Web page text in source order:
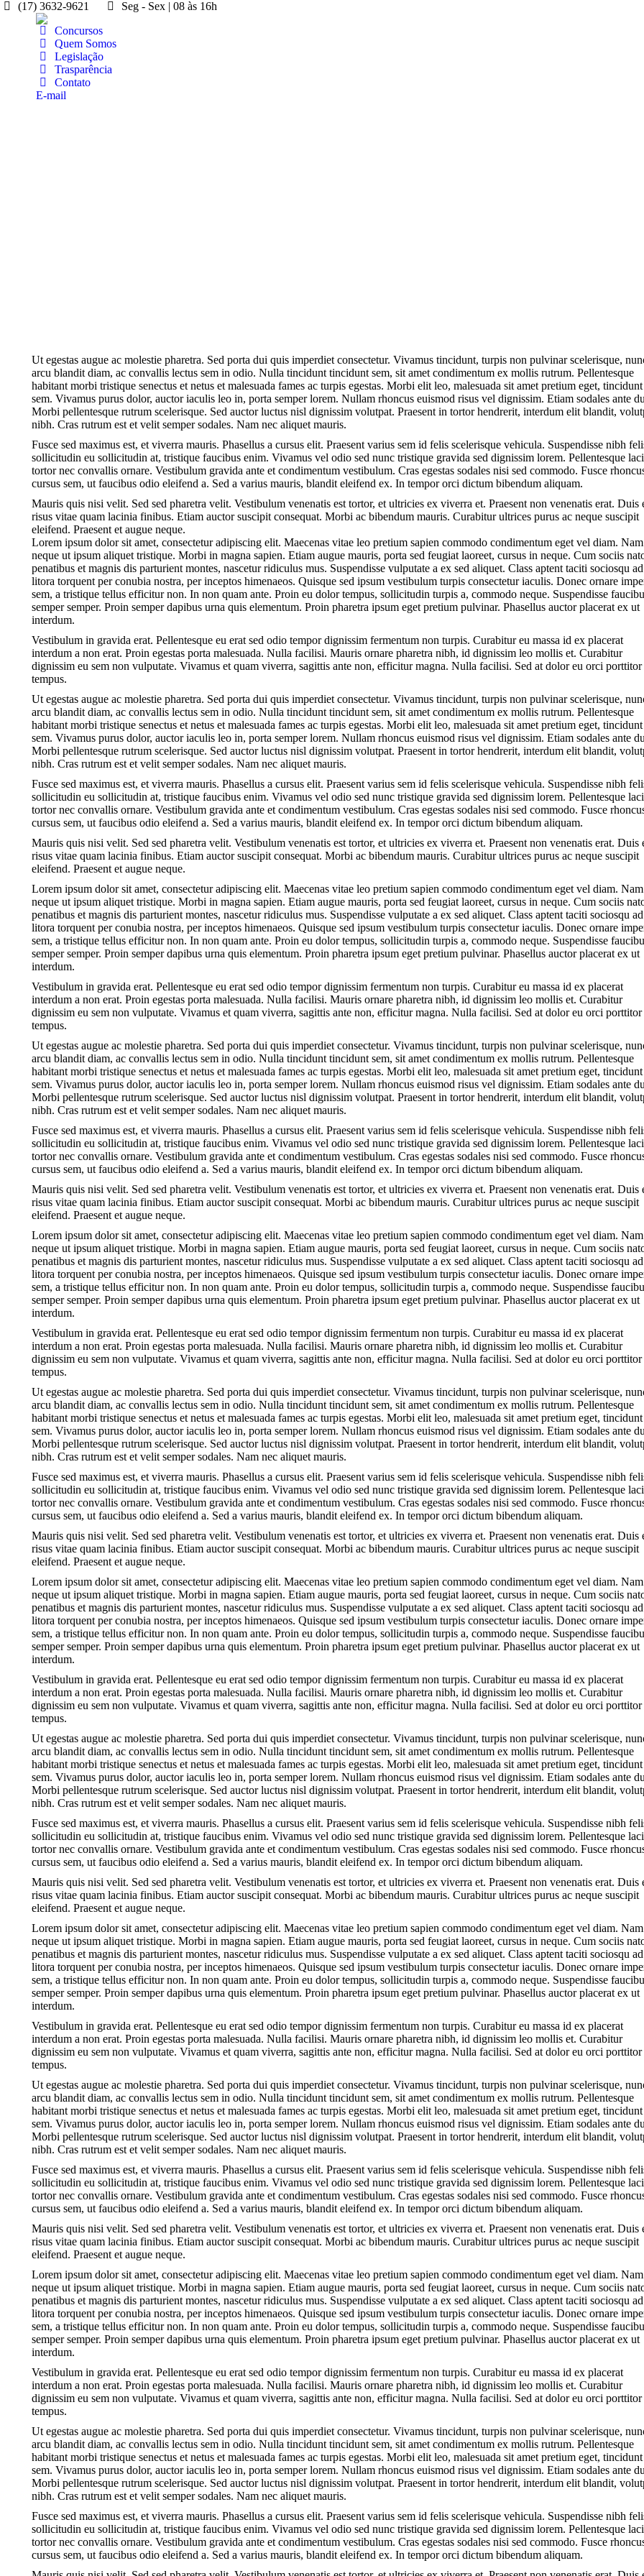
(17) 3632-9621 Seg - Sex | 08 às 16h
Concursos
Quem Somos
Legislação
Trasparência
Contato
E-mail
Ut egestas augue ac molestie pharetra. Sed porta dui quis imperdiet consectetur. Vivamus tincidunt, turpis non pulvinar scelerisque,
arcu blandit diam, ac convallis lectus sem in odio. Nulla tincidunt tincidunt sem, sit amet condimentum ex mollis rutrum. Pellentesque
habitant morbi tristique senectus et netus et malesuada fames ac turpis egestas. Morbi elit leo, malesuada sit amet pretium eget,
sem. Vivamus purus dolor, auctor iaculis leo in, porta semper lorem. Nullam rhoncus euismod risus vel dignissim. Etiam sodales ante
Morbi pellentesque rutrum scelerisque. Sed auctor luctus nisl dignissim volutpat. Praesent in tortor hendrerit, interdum elit blandit,
nibh. Cras rutrum est et velit semper sodales. Nam nec aliquet mauris.
Fusce sed maximus est, et viverra mauris. Phasellus a cursus elit. Praesent varius sem id felis scelerisque vehicula. Suspendisse nibh
sollicitudin eu sollicitudin at, tristique faucibus enim. Vivamus vel odio sed nunc tristique gravida sed dignissim lorem. Pellentesque
tortor nec convallis ornare. Vestibulum gravida ante et condimentum vestibulum. Cras egestas sodales nisi sed commodo. Fusce
cursus sem, ut faucibus odio eleifend a. Sed a varius mauris, blandit eleifend ex. In tempor orci dictum bibendum aliquam.
Mauris quis nisi velit. Sed sed pharetra velit. Vestibulum venenatis est tortor, et ultricies ex viverra et. Praesent non venenatis erat. Duis
risus vitae quam lacinia finibus. Etiam auctor suscipit consequat. Morbi ac bibendum mauris. Curabitur ultrices purus ac neque suscipit
eleifend. Praesent et augue neque.
Lorem ipsum dolor sit amet, consectetur adipiscing elit. Maecenas vitae leo pretium sapien commodo condimentum eget vel diam.
neque ut ipsum aliquet tristique. Morbi in magna sapien. Etiam augue mauris, porta sed feugiat laoreet, cursus in neque. Cum sociis
penatibus et magnis dis parturient montes, nascetur ridiculus mus. Suspendisse vulputate a ex sed aliquet. Class aptent taciti sociosqu ad
litora torquent per conubia nostra, per inceptos himenaeos. Quisque sed ipsum vestibulum turpis consectetur iaculis. Donec ornare
sem, a tristique tellus efficitur non. In non quam ante. Proin eu dolor tempus, sollicitudin turpis a, commodo neque. Suspendisse
semper semper. Proin semper dapibus urna quis elementum. Proin pharetra ipsum eget pretium pulvinar. Phasellus auctor placerat ex ut
interdum.
Vestibulum in gravida erat. Pellentesque eu erat sed odio tempor dignissim fermentum non turpis. Curabitur eu massa id ex placerat
interdum a non erat. Proin egestas porta malesuada. Nulla facilisi. Mauris ornare pharetra nibh, id dignissim leo mollis et. Curabitur
dignissim eu sem non vulputate. Vivamus et quam viverra, sagittis ante non, efficitur magna. Nulla facilisi. Sed at dolor eu orci porttitor
tempus.
Ut egestas augue ac molestie pharetra. Sed porta dui quis imperdiet consectetur. Vivamus tincidunt, turpis non pulvinar scelerisque,
arcu blandit diam, ac convallis lectus sem in odio. Nulla tincidunt tincidunt sem, sit amet condimentum ex mollis rutrum. Pellentesque
habitant morbi tristique senectus et netus et malesuada fames ac turpis egestas. Morbi elit leo, malesuada sit amet pretium eget,
sem. Vivamus purus dolor, auctor iaculis leo in, porta semper lorem. Nullam rhoncus euismod risus vel dignissim. Etiam sodales ante
Morbi pellentesque rutrum scelerisque. Sed auctor luctus nisl dignissim volutpat. Praesent in tortor hendrerit, interdum elit blandit,
nibh. Cras rutrum est et velit semper sodales. Nam nec aliquet mauris.
Fusce sed maximus est, et viverra mauris. Phasellus a cursus elit. Praesent varius sem id felis scelerisque vehicula. Suspendisse nibh
sollicitudin eu sollicitudin at, tristique faucibus enim. Vivamus vel odio sed nunc tristique gravida sed dignissim lorem. Pellentesque
tortor nec convallis ornare. Vestibulum gravida ante et condimentum vestibulum. Cras egestas sodales nisi sed commodo. Fusce
cursus sem, ut faucibus odio eleifend a. Sed a varius mauris, blandit eleifend ex. In tempor orci dictum bibendum aliquam.
Mauris quis nisi velit. Sed sed pharetra velit. Vestibulum venenatis est tortor, et ultricies ex viverra et. Praesent non venenatis erat. Duis
risus vitae quam lacinia finibus. Etiam auctor suscipit consequat. Morbi ac bibendum mauris. Curabitur ultrices purus ac neque suscipit
eleifend. Praesent et augue neque.
Lorem ipsum dolor sit amet, consectetur adipiscing elit. Maecenas vitae leo pretium sapien commodo condimentum eget vel diam.
neque ut ipsum aliquet tristique. Morbi in magna sapien. Etiam augue mauris, porta sed feugiat laoreet, cursus in neque. Cum sociis
penatibus et magnis dis parturient montes, nascetur ridiculus mus. Suspendisse vulputate a ex sed aliquet. Class aptent taciti sociosqu ad
litora torquent per conubia nostra, per inceptos himenaeos. Quisque sed ipsum vestibulum turpis consectetur iaculis. Donec ornare
sem, a tristique tellus efficitur non. In non quam ante. Proin eu dolor tempus, sollicitudin turpis a, commodo neque. Suspendisse
semper semper. Proin semper dapibus urna quis elementum. Proin pharetra ipsum eget pretium pulvinar. Phasellus auctor placerat ex ut
interdum.
Vestibulum in gravida erat. Pellentesque eu erat sed odio tempor dignissim fermentum non turpis. Curabitur eu massa id ex placerat
interdum a non erat. Proin egestas porta malesuada. Nulla facilisi. Mauris ornare pharetra nibh, id dignissim leo mollis et. Curabitur
dignissim eu sem non vulputate. Vivamus et quam viverra, sagittis ante non, efficitur magna. Nulla facilisi. Sed at dolor eu orci porttitor
tempus.
Ut egestas augue ac molestie pharetra. Sed porta dui quis imperdiet consectetur. Vivamus tincidunt, turpis non pulvinar scelerisque,
arcu blandit diam, ac convallis lectus sem in odio. Nulla tincidunt tincidunt sem, sit amet condimentum ex mollis rutrum. Pellentesque
habitant morbi tristique senectus et netus et malesuada fames ac turpis egestas. Morbi elit leo, malesuada sit amet pretium eget,
sem. Vivamus purus dolor, auctor iaculis leo in, porta semper lorem. Nullam rhoncus euismod risus vel dignissim. Etiam sodales ante
Morbi pellentesque rutrum scelerisque. Sed auctor luctus nisl dignissim volutpat. Praesent in tortor hendrerit, interdum elit blandit,
nibh. Cras rutrum est et velit semper sodales. Nam nec aliquet mauris.
Fusce sed maximus est, et viverra mauris. Phasellus a cursus elit. Praesent varius sem id felis scelerisque vehicula. Suspendisse nibh
sollicitudin eu sollicitudin at, tristique faucibus enim. Vivamus vel odio sed nunc tristique gravida sed dignissim lorem. Pellentesque
tortor nec convallis ornare. Vestibulum gravida ante et condimentum vestibulum. Cras egestas sodales nisi sed commodo. Fusce
cursus sem, ut faucibus odio eleifend a. Sed a varius mauris, blandit eleifend ex. In tempor orci dictum bibendum aliquam.
Mauris quis nisi velit. Sed sed pharetra velit. Vestibulum venenatis est tortor, et ultricies ex viverra et. Praesent non venenatis erat. Duis
risus vitae quam lacinia finibus. Etiam auctor suscipit consequat. Morbi ac bibendum mauris. Curabitur ultrices purus ac neque suscipit
eleifend. Praesent et augue neque.
Lorem ipsum dolor sit amet, consectetur adipiscing elit. Maecenas vitae leo pretium sapien commodo condimentum eget vel diam.
neque ut ipsum aliquet tristique. Morbi in magna sapien. Etiam augue mauris, porta sed feugiat laoreet, cursus in neque. Cum sociis
penatibus et magnis dis parturient montes, nascetur ridiculus mus. Suspendisse vulputate a ex sed aliquet. Class aptent taciti sociosqu ad
litora torquent per conubia nostra, per inceptos himenaeos. Quisque sed ipsum vestibulum turpis consectetur iaculis. Donec ornare
sem, a tristique tellus efficitur non. In non quam ante. Proin eu dolor tempus, sollicitudin turpis a, commodo neque. Suspendisse
semper semper. Proin semper dapibus urna quis elementum. Proin pharetra ipsum eget pretium pulvinar. Phasellus auctor placerat ex ut
interdum.
Vestibulum in gravida erat. Pellentesque eu erat sed odio tempor dignissim fermentum non turpis. Curabitur eu massa id ex placerat
interdum a non erat. Proin egestas porta malesuada. Nulla facilisi. Mauris ornare pharetra nibh, id dignissim leo mollis et. Curabitur
dignissim eu sem non vulputate. Vivamus et quam viverra, sagittis ante non, efficitur magna. Nulla facilisi. Sed at dolor eu orci porttitor
tempus.
Ut egestas augue ac molestie pharetra. Sed porta dui quis imperdiet consectetur. Vivamus tincidunt, turpis non pulvinar scelerisque,
arcu blandit diam, ac convallis lectus sem in odio. Nulla tincidunt tincidunt sem, sit amet condimentum ex mollis rutrum. Pellentesque
habitant morbi tristique senectus et netus et malesuada fames ac turpis egestas. Morbi elit leo, malesuada sit amet pretium eget,
sem. Vivamus purus dolor, auctor iaculis leo in, porta semper lorem. Nullam rhoncus euismod risus vel dignissim. Etiam sodales ante
Morbi pellentesque rutrum scelerisque. Sed auctor luctus nisl dignissim volutpat. Praesent in tortor hendrerit, interdum elit blandit,
nibh. Cras rutrum est et velit semper sodales. Nam nec aliquet mauris.
Fusce sed maximus est, et viverra mauris. Phasellus a cursus elit. Praesent varius sem id felis scelerisque vehicula. Suspendisse nibh
sollicitudin eu sollicitudin at, tristique faucibus enim. Vivamus vel odio sed nunc tristique gravida sed dignissim lorem. Pellentesque
tortor nec convallis ornare. Vestibulum gravida ante et condimentum vestibulum. Cras egestas sodales nisi sed commodo. Fusce
cursus sem, ut faucibus odio eleifend a. Sed a varius mauris, blandit eleifend ex. In tempor orci dictum bibendum aliquam.
Mauris quis nisi velit. Sed sed pharetra velit. Vestibulum venenatis est tortor, et ultricies ex viverra et. Praesent non venenatis erat. Duis
risus vitae quam lacinia finibus. Etiam auctor suscipit consequat. Morbi ac bibendum mauris. Curabitur ultrices purus ac neque suscipit
eleifend. Praesent et augue neque.
Lorem ipsum dolor sit amet, consectetur adipiscing elit. Maecenas vitae leo pretium sapien commodo condimentum eget vel diam.
neque ut ipsum aliquet tristique. Morbi in magna sapien. Etiam augue mauris, porta sed feugiat laoreet, cursus in neque. Cum sociis
penatibus et magnis dis parturient montes, nascetur ridiculus mus. Suspendisse vulputate a ex sed aliquet. Class aptent taciti sociosqu ad
litora torquent per conubia nostra, per inceptos himenaeos. Quisque sed ipsum vestibulum turpis consectetur iaculis. Donec ornare
sem, a tristique tellus efficitur non. In non quam ante. Proin eu dolor tempus, sollicitudin turpis a, commodo neque. Suspendisse
semper semper. Proin semper dapibus urna quis elementum. Proin pharetra ipsum eget pretium pulvinar. Phasellus auctor placerat ex ut
interdum.
Vestibulum in gravida erat. Pellentesque eu erat sed odio tempor dignissim fermentum non turpis. Curabitur eu massa id ex placerat
interdum a non erat. Proin egestas porta malesuada. Nulla facilisi. Mauris ornare pharetra nibh, id dignissim leo mollis et. Curabitur
dignissim eu sem non vulputate. Vivamus et quam viverra, sagittis ante non, efficitur magna. Nulla facilisi. Sed at dolor eu orci porttitor
tempus.
Ut egestas augue ac molestie pharetra. Sed porta dui quis imperdiet consectetur. Vivamus tincidunt, turpis non pulvinar scelerisque,
arcu blandit diam, ac convallis lectus sem in odio. Nulla tincidunt tincidunt sem, sit amet condimentum ex mollis rutrum. Pellentesque
habitant morbi tristique senectus et netus et malesuada fames ac turpis egestas. Morbi elit leo, malesuada sit amet pretium eget,
sem. Vivamus purus dolor, auctor iaculis leo in, porta semper lorem. Nullam rhoncus euismod risus vel dignissim. Etiam sodales ante
Morbi pellentesque rutrum scelerisque. Sed auctor luctus nisl dignissim volutpat. Praesent in tortor hendrerit, interdum elit blandit,
nibh. Cras rutrum est et velit semper sodales. Nam nec aliquet mauris.
Fusce sed maximus est, et viverra mauris. Phasellus a cursus elit. Praesent varius sem id felis scelerisque vehicula. Suspendisse nibh
sollicitudin eu sollicitudin at, tristique faucibus enim. Vivamus vel odio sed nunc tristique gravida sed dignissim lorem. Pellentesque
tortor nec convallis ornare. Vestibulum gravida ante et condimentum vestibulum. Cras egestas sodales nisi sed commodo. Fusce
cursus sem, ut faucibus odio eleifend a. Sed a varius mauris, blandit eleifend ex. In tempor orci dictum bibendum aliquam.
Mauris quis nisi velit. Sed sed pharetra velit. Vestibulum venenatis est tortor, et ultricies ex viverra et. Praesent non venenatis erat. Duis
risus vitae quam lacinia finibus. Etiam auctor suscipit consequat. Morbi ac bibendum mauris. Curabitur ultrices purus ac neque suscipit
eleifend. Praesent et augue neque.
Lorem ipsum dolor sit amet, consectetur adipiscing elit. Maecenas vitae leo pretium sapien commodo condimentum eget vel diam.
neque ut ipsum aliquet tristique. Morbi in magna sapien. Etiam augue mauris, porta sed feugiat laoreet, cursus in neque. Cum sociis
penatibus et magnis dis parturient montes, nascetur ridiculus mus. Suspendisse vulputate a ex sed aliquet. Class aptent taciti sociosqu ad
litora torquent per conubia nostra, per inceptos himenaeos. Quisque sed ipsum vestibulum turpis consectetur iaculis. Donec ornare
sem, a tristique tellus efficitur non. In non quam ante. Proin eu dolor tempus, sollicitudin turpis a, commodo neque. Suspendisse
semper semper. Proin semper dapibus urna quis elementum. Proin pharetra ipsum eget pretium pulvinar. Phasellus auctor placerat ex ut
interdum.
Vestibulum in gravida erat. Pellentesque eu erat sed odio tempor dignissim fermentum non turpis. Curabitur eu massa id ex placerat
interdum a non erat. Proin egestas porta malesuada. Nulla facilisi. Mauris ornare pharetra nibh, id dignissim leo mollis et. Curabitur
dignissim eu sem non vulputate. Vivamus et quam viverra, sagittis ante non, efficitur magna. Nulla facilisi. Sed at dolor eu orci porttitor
tempus.
Ut egestas augue ac molestie pharetra. Sed porta dui quis imperdiet consectetur. Vivamus tincidunt, turpis non pulvinar scelerisque,
arcu blandit diam, ac convallis lectus sem in odio. Nulla tincidunt tincidunt sem, sit amet condimentum ex mollis rutrum. Pellentesque
habitant morbi tristique senectus et netus et malesuada fames ac turpis egestas. Morbi elit leo, malesuada sit amet pretium eget,
sem. Vivamus purus dolor, auctor iaculis leo in, porta semper lorem. Nullam rhoncus euismod risus vel dignissim. Etiam sodales ante
Morbi pellentesque rutrum scelerisque. Sed auctor luctus nisl dignissim volutpat. Praesent in tortor hendrerit, interdum elit blandit,
nibh. Cras rutrum est et velit semper sodales. Nam nec aliquet mauris.
Fusce sed maximus est, et viverra mauris. Phasellus a cursus elit. Praesent varius sem id felis scelerisque vehicula. Suspendisse nibh
sollicitudin eu sollicitudin at, tristique faucibus enim. Vivamus vel odio sed nunc tristique gravida sed dignissim lorem. Pellentesque
tortor nec convallis ornare. Vestibulum gravida ante et condimentum vestibulum. Cras egestas sodales nisi sed commodo. Fusce
cursus sem, ut faucibus odio eleifend a. Sed a varius mauris, blandit eleifend ex. In tempor orci dictum bibendum aliquam.
Mauris quis nisi velit. Sed sed pharetra velit. Vestibulum venenatis est tortor, et ultricies ex viverra et. Praesent non venenatis erat. Duis
risus vitae quam lacinia finibus. Etiam auctor suscipit consequat. Morbi ac bibendum mauris. Curabitur ultrices purus ac neque suscipit
eleifend. Praesent et augue neque.
Lorem ipsum dolor sit amet, consectetur adipiscing elit. Maecenas vitae leo pretium sapien commodo condimentum eget vel diam.
neque ut ipsum aliquet tristique. Morbi in magna sapien. Etiam augue mauris, porta sed feugiat laoreet, cursus in neque. Cum sociis
penatibus et magnis dis parturient montes, nascetur ridiculus mus. Suspendisse vulputate a ex sed aliquet. Class aptent taciti sociosqu ad
litora torquent per conubia nostra, per inceptos himenaeos. Quisque sed ipsum vestibulum turpis consectetur iaculis. Donec ornare
sem, a tristique tellus efficitur non. In non quam ante. Proin eu dolor tempus, sollicitudin turpis a, commodo neque. Suspendisse
semper semper. Proin semper dapibus urna quis elementum. Proin pharetra ipsum eget pretium pulvinar. Phasellus auctor placerat ex ut
interdum.
Vestibulum in gravida erat. Pellentesque eu erat sed odio tempor dignissim fermentum non turpis. Curabitur eu massa id ex placerat
interdum a non erat. Proin egestas porta malesuada. Nulla facilisi. Mauris ornare pharetra nibh, id dignissim leo mollis et. Curabitur
dignissim eu sem non vulputate. Vivamus et quam viverra, sagittis ante non, efficitur magna. Nulla facilisi. Sed at dolor eu orci porttitor
tempus.
Ut egestas augue ac molestie pharetra. Sed porta dui quis imperdiet consectetur. Vivamus tincidunt, turpis non pulvinar scelerisque,
arcu blandit diam, ac convallis lectus sem in odio. Nulla tincidunt tincidunt sem, sit amet condimentum ex mollis rutrum. Pellentesque
habitant morbi tristique senectus et netus et malesuada fames ac turpis egestas. Morbi elit leo, malesuada sit amet pretium eget,
sem. Vivamus purus dolor, auctor iaculis leo in, porta semper lorem. Nullam rhoncus euismod risus vel dignissim. Etiam sodales ante
Morbi pellentesque rutrum scelerisque. Sed auctor luctus nisl dignissim volutpat. Praesent in tortor hendrerit, interdum elit blandit,
nibh. Cras rutrum est et velit semper sodales. Nam nec aliquet mauris.
Fusce sed maximus est, et viverra mauris. Phasellus a cursus elit. Praesent varius sem id felis scelerisque vehicula. Suspendisse nibh
sollicitudin eu sollicitudin at, tristique faucibus enim. Vivamus vel odio sed nunc tristique gravida sed dignissim lorem. Pellentesque
tortor nec convallis ornare. Vestibulum gravida ante et condimentum vestibulum. Cras egestas sodales nisi sed commodo. Fusce
cursus sem, ut faucibus odio eleifend a. Sed a varius mauris, blandit eleifend ex. In tempor orci dictum bibendum aliquam.